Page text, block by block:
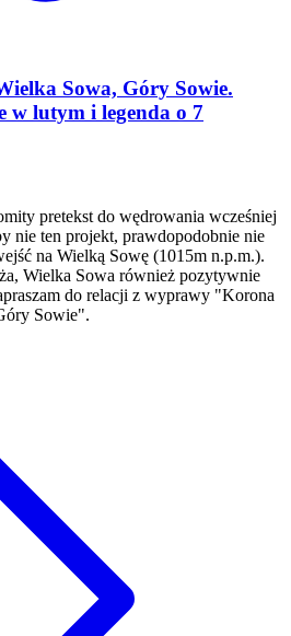
Sowa, Góry Sowie.
w lutym i legenda o 7
pretekst do wędrowania wcześniej
nie ten projekt, prawdopodobnie nie
na Wielką Sowę (1015m n.p.m.).
Wielka Sowa również pozytywnie
do relacji z wyprawy "Korona
Sowie".